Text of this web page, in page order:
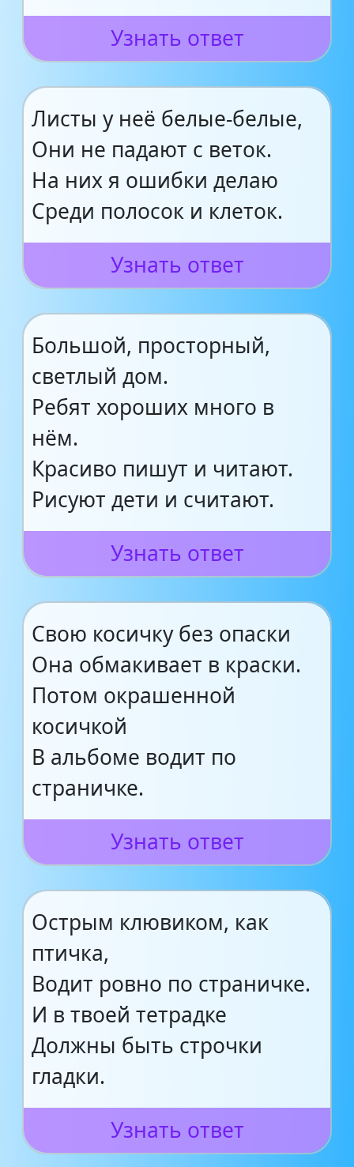
Узнать ответ
Листы у неё белые-белые,
Они не падают с веток.
На них я ошибки делаю
Среди полосок и клеток.
Узнать ответ
Большой, просторный,
светлый дом.
Ребят хороших много в
нём.
Красиво пишут и читают.
Рисуют дети и считают.
Узнать ответ
Свою косичку без опаски
Она обмакивает в краски.
Потом окрашенной
косичкой
В альбоме водит по
страничке.
Узнать ответ
Острым клювиком, как
птичка,
Водит ровно по страничке.
И в твоей тетрадке
Должны быть строчки
гладки.
Узнать ответ